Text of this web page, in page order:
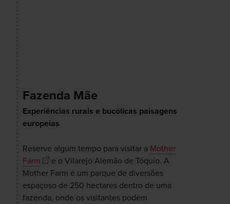
Fazenda Mãe
Experiências rurais e bucólicas paisagens
europeias
Reserve algum tempo para visitar a Mother
Farm
e o Vilarejo Alemão de Tóquio. A
Mother Farm é um parque de diversões
espaçoso de 250 hectares dentro de uma
fazenda, onde os visitantes podem